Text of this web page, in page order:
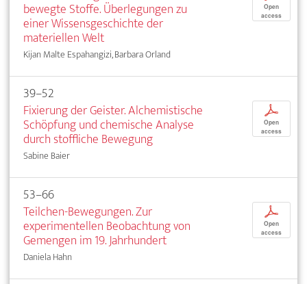
bewegte Stoffe. Überlegungen zu
einer Wissensgeschichte der
materiellen Welt
Kijan Malte Espahangizi, Barbara Orland
Open
access
39–52
Fixierung der Geister. Alchemistische
Schöpfung und chemische Analyse
durch stoffliche Bewegung
Sabine Baier
p
Open
access
53–66
Teilchen-Bewegungen. Zur
experimentellen Beobachtung von
Gemengen im 19. Jahrhundert
Daniela Hahn
p
Open
access